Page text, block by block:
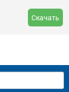
Скачать